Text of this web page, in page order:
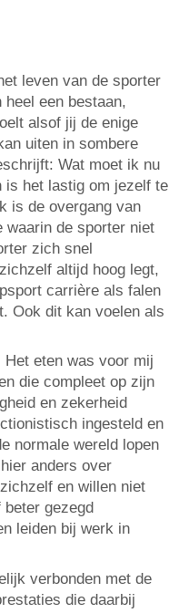
leven van de sporter
een bestaan,
alsof jij de enige
uiten in sombere
Wat moet ik nu
is het lastig om jezelf te
is de overgang van
waarin de sporter niet
zich snel
altijd hoog legt,
carrière als falen
Ook dit kan voelen als
eten was voor mij
die compleet op zijn
en zekerheid
ingesteld en
normale wereld lopen
anders over
en willen niet
gezegd
leiden bij werk in
verbonden met de
die daarbij